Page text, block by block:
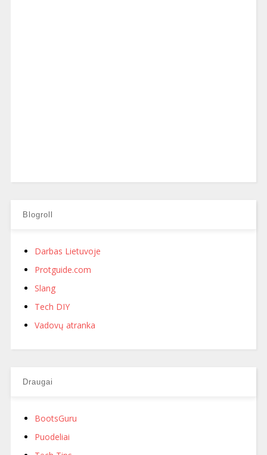
Blogroll
Darbas Lietuvoje
Protguide.com
Slang
Tech DIY
Vadovų atranka
Draugai
BootsGuru
Puodeliai